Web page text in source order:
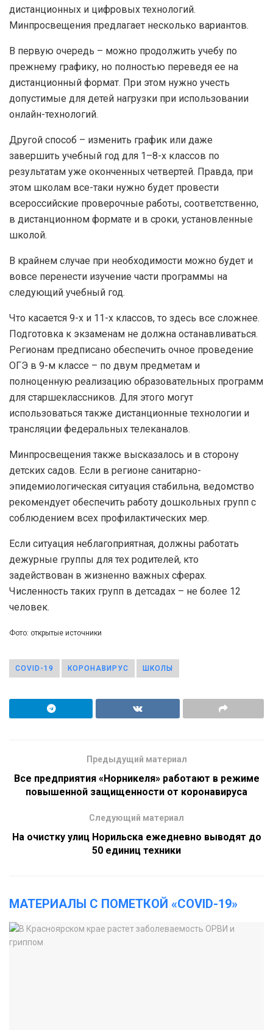
дистанционных и цифровых технологий.
Минпросвещения предлагает несколько вариантов.
В первую очередь – можно продолжить учебу по
прежнему графику, но полностью переведя ее на
дистанционный формат. При этом нужно учесть
допустимые для детей нагрузки при использовании
онлайн-технологий.
Другой способ – изменить график или даже
завершить учебный год для 1–8-х классов по
результатам уже оконченных четвертей. Правда, при
этом школам все-таки нужно будет провести
всероссийские проверочные работы, соответственно,
в дистанционном формате и в сроки, установленные
школой.
В крайнем случае при необходимости можно будет и
вовсе перенести изучение части программы на
следующий учебный год.
Что касается 9-х и 11-х классов, то здесь все сложнее.
Подготовка к экзаменам не должна останавливаться.
Регионам предписано обеспечить очное проведение
ОГЭ в 9-м классе – по двум предметам и
полноценную реализацию образовательных программ
для старшеклассников. Для этого могут
использоваться также дистанционные технологии и
трансляции федеральных телеканалов.
Минпросвещения также высказалось и в сторону
детских садов. Если в регионе санитарно-
эпидемиологическая ситуация стабильна, ведомство
рекомендует обеспечить работу дошкольных групп с
соблюдением всех профилактических мер.
Если ситуация неблагоприятная, должны работать
дежурные группы для тех родителей, кто
задействован в жизненно важных сферах.
Численность таких групп в детсадах – не более 12
человек.
Фото: открытые источники
COVID-19 КОРОНАВИРУС ШКОЛЫ
Предыдущий материал
Все предприятия «Норникеля» работают в режиме
повышенной защищенности от коронавируса
Следующий материал
На очистку улиц Норильска ежедневно выводят до
50 единиц техники
МАТЕРИАЛЫ С ПОМЕТКОЙ «COVID-19»